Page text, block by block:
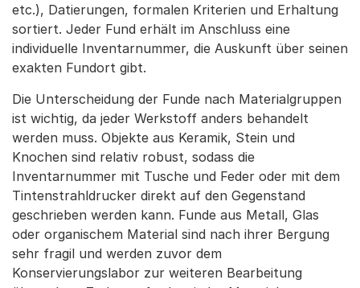
etc.), Datierungen, formalen Kriterien und Erhaltung
sortiert. Jeder Fund erhält im Anschluss eine
individuelle Inventarnummer, die Auskunft über seinen
exakten Fundort gibt.
Die Unterscheidung der Funde nach Materialgruppen
ist wichtig, da jeder Werkstoff anders behandelt
werden muss. Objekte aus Keramik, Stein und
Knochen sind relativ robust, sodass die
Inventarnummer mit Tusche und Feder oder mit dem
Tintenstrahldrucker direkt auf den Gegenstand
geschrieben werden kann. Funde aus Metall, Glas
oder organischem Material sind nach ihrer Bergung
sehr fragil und werden zuvor dem
Konservierungslabor zur weiteren Bearbeitung